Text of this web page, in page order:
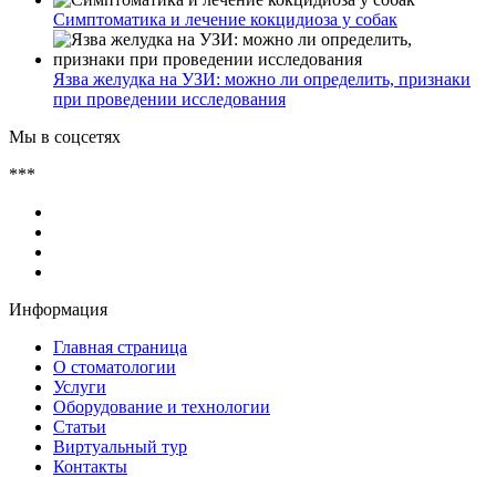
Симптоматика и лечение кокцидиоза у собак
Язва желудка на УЗИ: можно ли определить, признаки
при проведении исследования
Мы в соцсетях
***
Информация
Главная страница
О стоматологии
Услуги
Оборудование и технологии
Статьи
Виртуальный тур
Контакты